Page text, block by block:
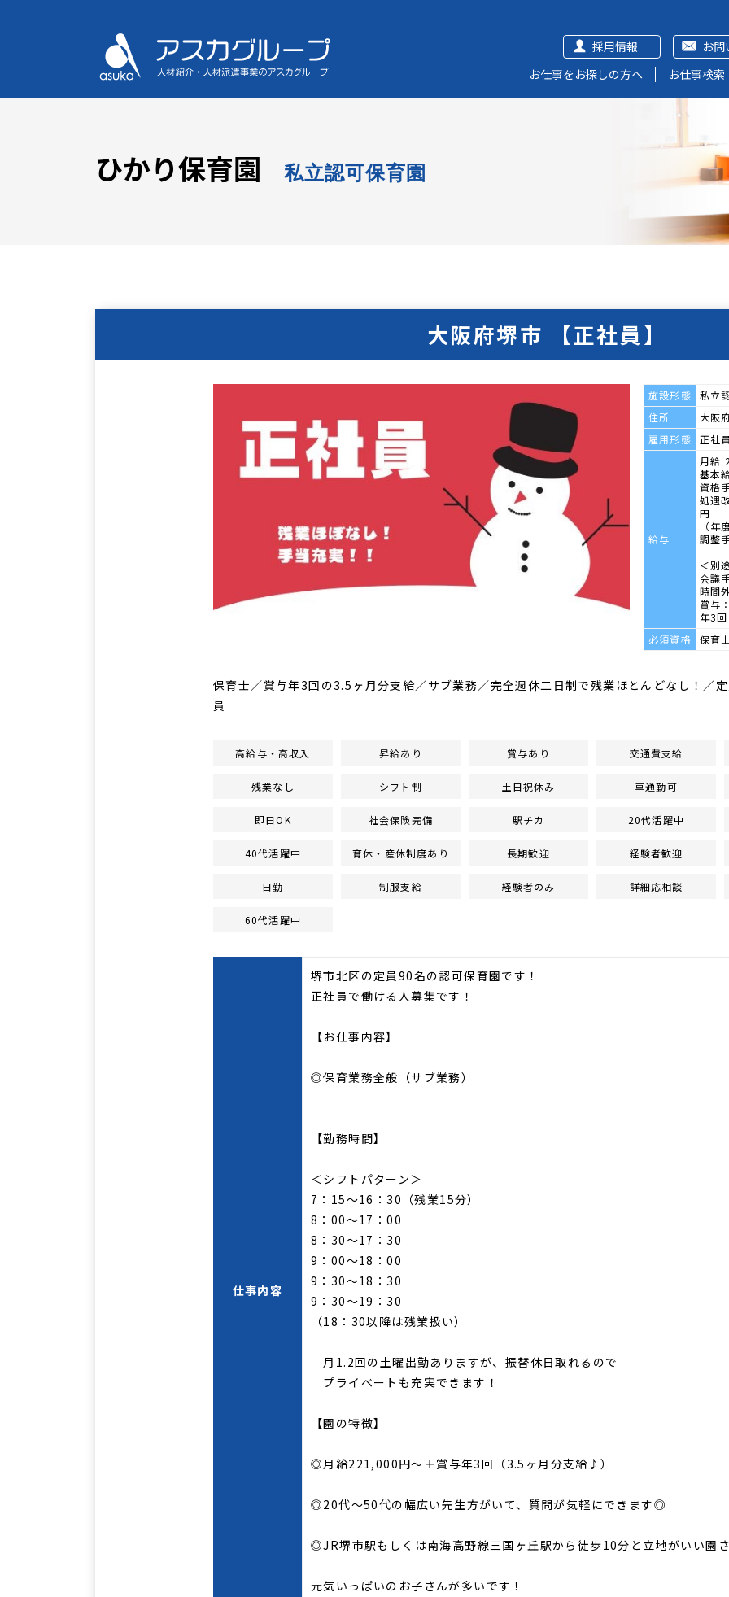
お問
採用情報
お仕事をお探しの方へ
お仕事検索
ひかり保育園 私立認可保育園
大阪府堺市 【正社員】
施設形態
私立
住所
大阪
雇用形態
正社員
給与
月給
基本
資格
処遇
円
（年
調整
＜別
会議
時間
賞与
年3
必須資格
保育士
保育士／賞与年3回の3.5ヶ月分支給／サブ業務／完全週休二日制で残業ほとんどなし！／
員
高給与・高収入 昇給あり 賞与あり 交通費支給
残業なし シフト制 土日祝休み 車通勤可
即日OK 社会保険完備 駅チカ 20代活躍中
40代活躍中 育休・産休制度あり 長期歓迎 経験者歓迎
日勤 制服支給 経験者のみ 詳細応相談
60代活躍中
仕事内容
堺市北区の定員90名の認可保育園です！
正社員で働ける人募集です！
【お仕事内容】
◎保育業務全般（サブ業務）
【勤務時間】
＜シフトパターン＞
7：15～16：30（残業15分）
8：00～17：00
8：30～17：30
9：00～18：00
9：30～18：30
9：30～19：30
（18：30以降は残業扱い）
月1.2回の土曜出勤ありますが、振替休日取れるので
プライベートも充実できます！
【園の特徴】
◎月給221,000円～＋賞与年3回（3.5ヶ月分支給♪）
◎20代～50代の幅広い先生方がいて、質問が気軽にできます◎
◎JR堺市駅もしくは南海高野線三国ヶ丘駅から徒歩10分と立地がいい園
元気いっぱいのお子さんが多いです！